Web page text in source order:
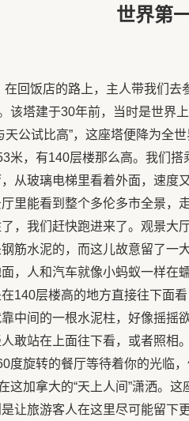
世界第
在回饭店的路上，主人带我们去
该塔建于30年前，当时是世界
天公试比高”，这座塔便降为全
米，有140层楼那么高。我们
从玻璃电梯里看着外面，速度
能看到整个多伦多市全景，
，我们赶快跑进来了。观景大
筋水泥的，而这儿故意留了一
，人和汽车就像小蚂蚁一样在
140层楼高的地方直接往下面
中间的一根水泥柱，好像摇摇
敢站在上面往下看，或者照相
旋转的餐厅等待着你的光临，
这加拿大的“天上人间”潇洒。
让旅游客人在这里尽可能留下